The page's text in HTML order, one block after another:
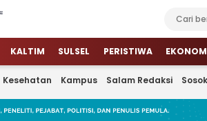
KALTIM SULSEL PERISTIWA
Kesehatan Kampus Salam Redaksi Sosok